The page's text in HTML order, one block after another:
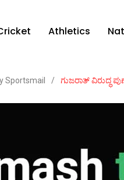
Athletics
Sportsmail / ಗುಜರಾತ್ ವಿರುದ್ಧ